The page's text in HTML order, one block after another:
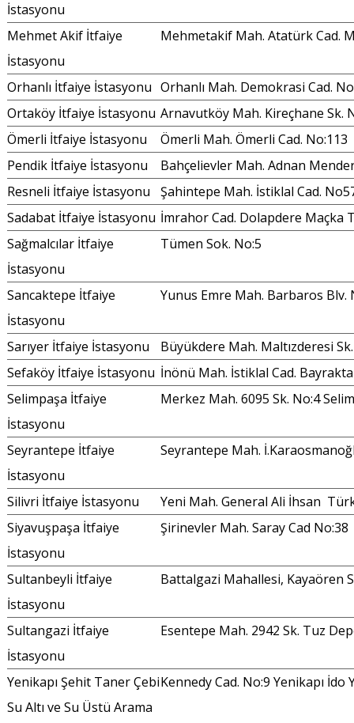
İstasyonu
Mehmet Akif İtfaiye
İstasyonu
Mehmetakif Mah. Atatürk Cad.
Orhanlı İtfaiye İstasyonu Orhanlı Mah. Demokrasi Cad.
Ortaköy İtfaiye İstasyonu Arnavutköy Mah. Kireçhane Sk.
Ömerli İtfaiye İstasyonu
Ömerli Mah. Ömerli Cad. No:113
Pendik İtfaiye İstasyonu
Bahçelievler Mah. Adnan
Resneli İtfaiye İstasyonu
Şahintepe Mah. İstiklal Cad.
Sadabat İtfaiye İstasyonu İmrahor Cad. Dolapdere Maçka
Sağmalcılar İtfaiye
İstasyonu
Tümen Sok. No:5
Sancaktepe İtfaiye
İstasyonu
Yunus Emre Mah. Barbaros Blv.
Sarıyer İtfaiye İstasyonu
Büyükdere Mah. Maltızderesi
Sefaköy İtfaiye İstasyonu İnönü Mah. İstiklal Cad.
Selimpaşa İtfaiye
İstasyonu
Merkez Mah. 6095 Sk. No:4
Seyrantepe İtfaiye
İstasyonu
Seyrantepe Mah.
Silivri İtfaiye İstasyonu
Yeni Mah. General Ali İhsan
Siyavuşpaşa İtfaiye
İstasyonu
Şirinevler Mah. Saray Cad No:38
Sultanbeyli İtfaiye
İstasyonu
Battalgazi Mahallesi, Kayaören
Sultangazi İtfaiye
İstasyonu
Esentepe Mah. 2942 Sk. Tuz
Yenikapı Şehit Taner Çebi
Su Altı ve Su Üstü Arama
Kennedy Cad. No:9 Yenikapı İdo